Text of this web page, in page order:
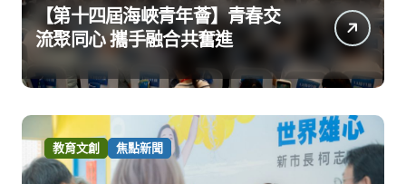
【第十四屆海峽青年薈】青春交
流聚同心 攜手融合共奮進
教育文創 焦點新聞